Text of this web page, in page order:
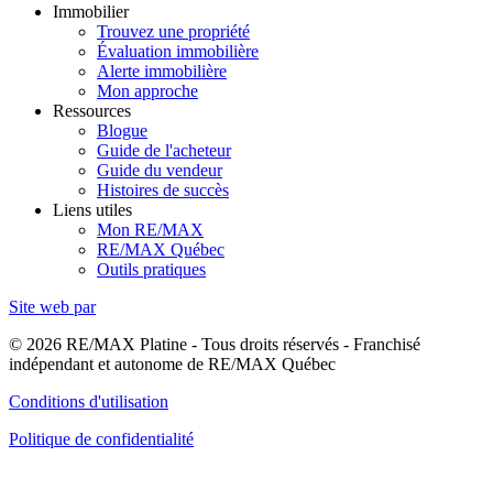
Immobilier
Trouvez une propriété
Évaluation immobilière
Alerte immobilière
Mon approche
Ressources
Blogue
Guide de l'acheteur
Guide du vendeur
Histoires de succès
Liens utiles
Mon RE/MAX
RE/MAX Québec
Outils pratiques
Site web par
© 2026 RE/MAX Platine - Tous droits réservés - Franchisé
indépendant et autonome de RE/MAX Québec
Conditions d'utilisation
Politique de confidentialité